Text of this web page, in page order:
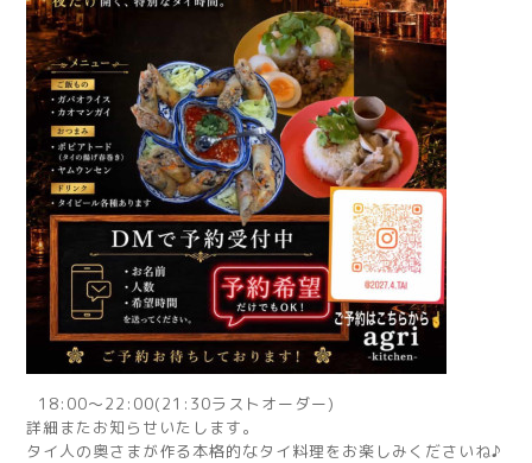
18:00～22:00(21:30ラストオーダー)
詳細またお知らせいたします。
タイ人の奥さまが作る本格的なタイ料理をお楽しみくださいね♪